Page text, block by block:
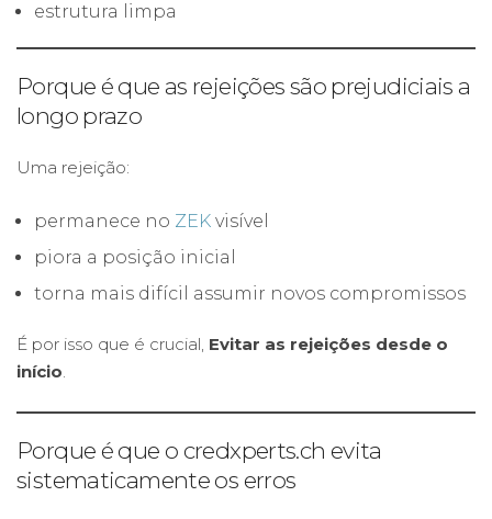
estrutura limpa
Porque é que as rejeições são prejudiciais a
longo prazo
Uma rejeição:
permanece no ZEK visível
piora a posição inicial
torna mais difícil assumir novos compromissos
É por isso que é crucial, Evitar as rejeições desde o
início.
Porque é que o credxperts.ch evita
sistematicamente os erros